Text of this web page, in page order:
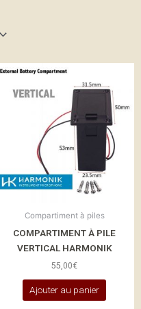
Compartiment à piles
COMPARTIMENT À PILE
VERTICAL HARMONIK
55,00€
Ajouter au panier